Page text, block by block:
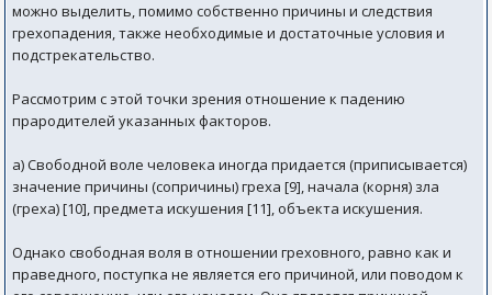
можно выделить, помимо собственно причины и следствия
грехопадения, также необходимые и достаточные условия и
подстрекательство.
Рассмотрим с этой точки зрения отношение к падению
прародителей указанных факторов.
а) Свободной воле человека иногда придается (приписывается)
значение причины (сопричины) греха [9], начала (корня) зла
(греха) [10], предмета искушения [11], объекта искушения.
Однако свободная воля в отношении греховного, равно как и
праведного, поступка не является его причиной, или поводом к